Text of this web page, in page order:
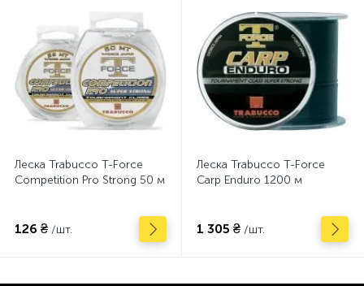
Леска Trabucco T-Force
Competition Pro Strong 50 м
126 ₴ /шт.
Леска Trabucco T-Force
Carp Enduro 1200 м
1 305 ₴ /шт.